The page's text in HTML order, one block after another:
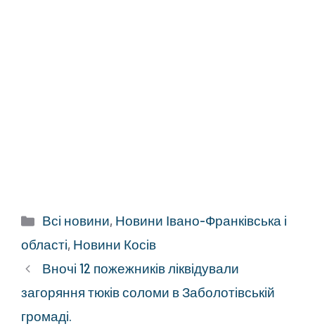
Категорії
Всі новини, Новини Івано-Франківська і
області, Новини Косів
Вночі 12 пожежників ліквідували
загоряння тюків соломи в Заболотівській
громаді.